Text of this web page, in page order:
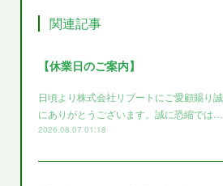
関連記事
【休業日のご案内】
日頃より株式会社リブートにご愛顧賜り誠
にありがとうございます。誠に恐縮では…
2026.08.07 01:18